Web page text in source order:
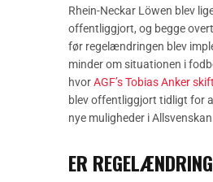
Rhein-Neckar Löwen blev
offentliggjort, og begge
før regelændringen blev
minder om situationen i
hvorAGF’s Tobias Anker
blev offentliggjort tidligt for
nye muligheder i
ER